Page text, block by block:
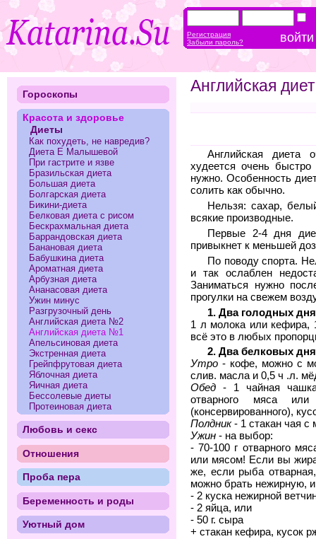
Английская
Английская диета
худеется очень быстро
нужно. Особенность
солить как обычно.
Нельзя: сахар,
всякие производные.
Первые 2-4 дня
привыкнет к меньшей
По поводу спорта.
и так ослаблен
Заниматься нужно
прогулки на свежем
1. Два голодных
1 л молока или кефира,
всё это в любых
2. Два белковых
Утро- кофе, можно с
слив. масла и 0,5 ч .л.
Обед- 1 чайная
отварного мяса
(консервированного),
Полдник- 1 стакан чая с
Ужин - на выбор:
- 70-100 г отварного
или мясом! Если вы
же, если рыба
можно брать нежирную,
- 2 куска нежирной
- 2 яйца, или
- 50 г. сыра
+ стакан кефира, кусок
Гороскопы
Красота и здоровье
Диеты
Как похудеть, не навредив?
Диета Е Малышевой
При гастрите и язве
Бразильская диета
Большая диета
Болгарская диета
Бикини-диета
Белковая диета с рисом
Бескрахмальная диета
Баррандовская диета
Банановая диета
Бабушкина диета
Ароматная диета
Арбузная диета
Ананасовая диета
Ужин минус
Разгрузочный день
Английская диета №2
Английская диета №1
Апельсиновая диета
Экстренная диета
Грейпфрутовая диета
Яблочная диета
Яичная диета
Бессолевые диеты
Протеиновая диета
Любовь и секс
Отношения
Проба пера
Беременность и роды
Уютный дом
Регистрация
Забыли пароль?